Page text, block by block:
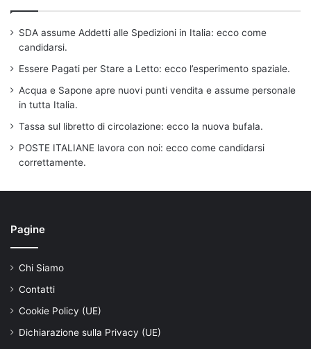
SDA assume Addetti alle Spedizioni in Italia: ecco come
candidarsi.
Essere Pagati per Stare a Letto: ecco l’esperimento spaziale.
Acqua e Sapone apre nuovi punti vendita e assume personale
in tutta Italia.
Tassa sul libretto di circolazione: ecco la nuova bufala.
POSTE ITALIANE lavora con noi: ecco come candidarsi
correttamente.
Pagine
Chi Siamo
Contatti
Cookie Policy (UE)
Dichiarazione sulla Privacy (UE)